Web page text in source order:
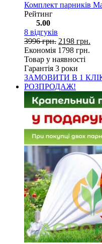
Комплект парників
Рейтинг
5.00
8 відгуків
3996грн. 2198 грн.
Економія 1798 грн.
Товар у наявності
Гарантія 3 роки
ЗАМОВИТИ В 1
РОЗПРОДАЖ!